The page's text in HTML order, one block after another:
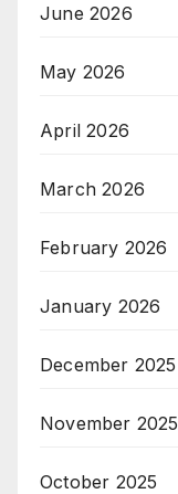
June 2026
May 2026
April 2026
March 2026
February 2026
January 2026
December 2025
November 2025
October 2025